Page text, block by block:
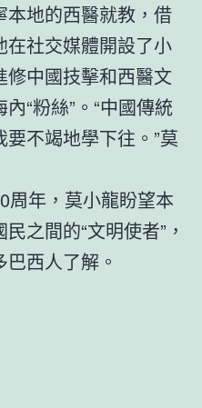
本地的西醫就教，借
社交媒體開設了小
中國技擊和西醫文
“粉絲”。“中國傳統
不竭地學下往。”莫
周年，莫小龍盼望本
之間的“文明使者”，
西人了解。